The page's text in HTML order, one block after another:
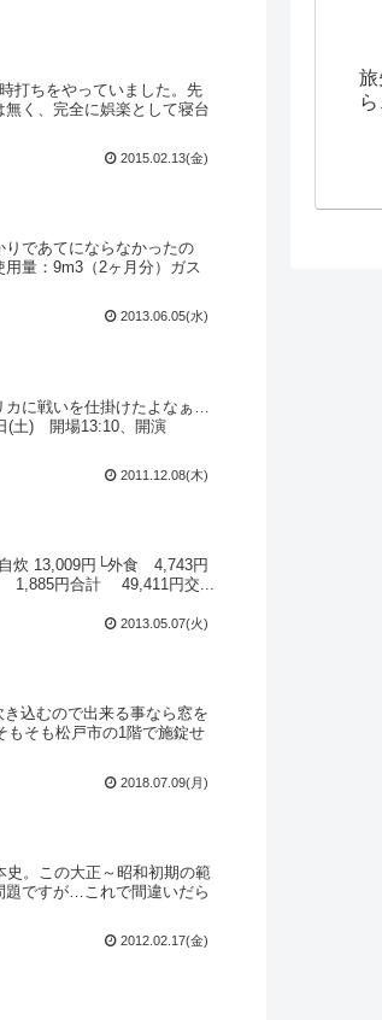
打ちをやっていました。先
く、完全に娯楽として寝台
2015.02.13(金)
であてにならなかったの
量：9m3（2ヶ月分）ガス
2013.06.05(水)
に戦いを仕掛けたよなぁ…
(土) 開場13:10、開演
2011.12.08(木)
炊 13,009円└外食 4,743円
1,885円合計 49,411円交...
2013.05.07(火)
込むので出来る事なら窓を
もそも松戸市の1階で施錠せ
2018.07.09(月)
。この大正～昭和初期の範
題ですが…これで間違いだら
2012.02.17(金)
旅